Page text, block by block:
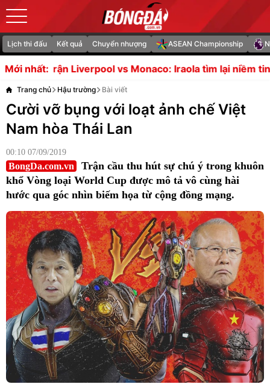
Lịch thi đấu Kết quả Chuyển nhượng ASEAN Championship
Mới nhất:Iraola tìm lại niềm tin Enzo Maresca nói về áp lực
Trang chủ Hậu trường Bài viết
Cười vỡ bụng với loạt ảnh chế Việt
Nam hòa Thái Lan
00:10 07/09/2019
BongDa.com.vn
Trận cầu thu hút sự chú ý trong khuôn
khổ Vòng loại World Cup được mô tả vô cùng hài
hước qua góc nhìn biếm họa từ cộng đồng mạng.